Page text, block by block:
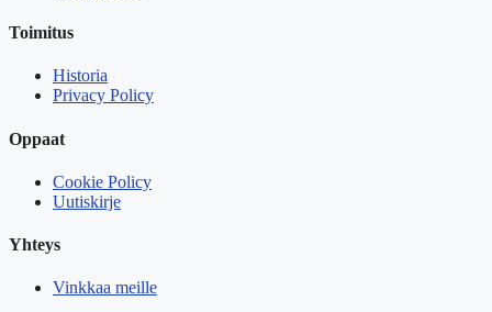
Toimitus
Historia
Privacy Policy
Oppaat
Cookie Policy
Uutiskirje
Yhteys
Vinkkaa meille